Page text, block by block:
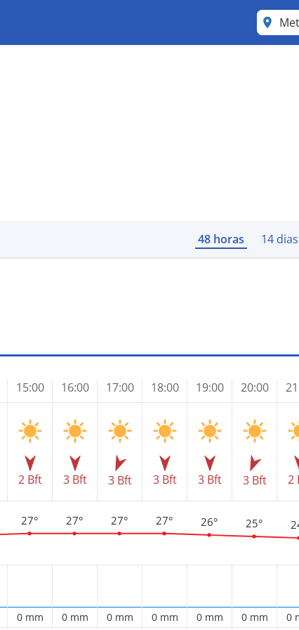
48 horas 14 dias
15:00
2 Bft
27°
0 mm
16:00
3 Bft
27°
0 mm
17:00
3 Bft
27°
0 mm
18:00
3 Bft
27°
0 mm
19:00
3 Bft
26°
0 mm
20:00
3 Bft
25°
0 mm
2
0